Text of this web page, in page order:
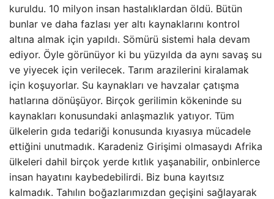
kuruldu. 10 milyon insan hastalıklardan öldü. Bütün
bunlar ve daha fazlası yer altı kaynaklarını kontrol
altına almak için yapıldı. Sömürü sistemi hala devam
ediyor. Öyle görünüyor ki bu yüzyılda da aynı savaş su
ve yiyecek için verilecek. Tarım arazilerini kiralamak
için koşuyorlar. Su kaynakları ve havzalar çatışma
hatlarına dönüşüyor. Birçok gerilimin kökeninde su
kaynakları konusundaki anlaşmazlık yatıyor. Tüm
ülkelerin gıda tedariği konusunda kıyasıya mücadele
ettiğini unutmadık. Karadeniz Girişimi olmasaydı Afrika
ülkeleri dahil birçok yerde kıtlık yaşanabilir, onbinlerce
insan hayatını kaybedebilirdi. Biz buna kayıtsız
kalmadık. Tahılın boğazlarımızdan geçişini sağlayarak